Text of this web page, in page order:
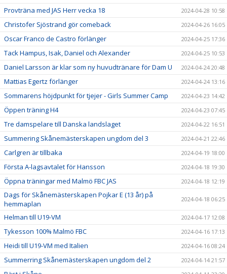
Provträna med JAS Herr vecka 18
2024-04-28 10:58
Christofer Sjöstrand gör comeback 2024-04-26 16:05
Oscar Franco de Castro förlänger 2024-04-25 17:36
Tack Hampus, Isak, Daniel och Alexander 2024-04-25 10:53
Daniel Larsson är klar som ny huvudtränare för Dam U 2024-04-24 20:48
Mattias Egertz förlänger 2024-04-24 13:16
Sommarens höjdpunkt för tjejer - Girls Summer Camp 2024-04-23 14:42
Öppen träning H4 2024-04-23 07:45
Tre damspelare till Danska landslaget 2024-04-22 16:51
Summering Skånemästerskapen ungdom del 3 2024-04-21 22:46
Carlgren är tillbaka 2024-04-19 18:00
Första A-lagsavtalet för Hansson 2024-04-18 19:30
Öppna träningar med Malmö FBC JAS 2024-04-18 12:19
Dags för Skånemästerskapen Pojkar E (13 år) på
hemmaplan
2024-04-18 06:25
Helman till U19-VM 2024-04-17 12:08
Tykesson 100% Malmö FBC 2024-04-16 17:13
Heidi till U19-VM med Italien 2024-04-16 08:24
Summerring Skånemästerskapen ungdom del 2 2024-04-14 21:57